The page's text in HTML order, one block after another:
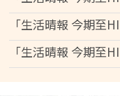
「生活晴報 今期至
「生活晴報 今期至